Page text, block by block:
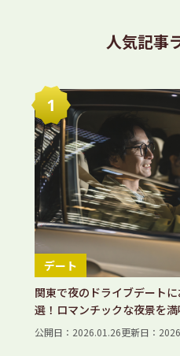
ー
送
人気記事
デート
関東で夜のドライブデート
選！ロマンチックな夜景を満
公開日：2026.01.26更新日：